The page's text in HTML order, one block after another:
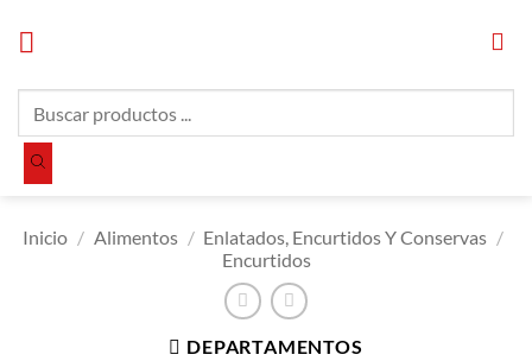
productos
Inicio / Alimentos / Enlatados, Encurtidos Y Conservas /
Encurtidos
DEPARTAMENTOS